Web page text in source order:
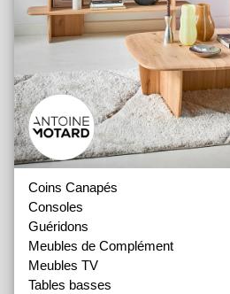
Coins Canapés
Consoles
Guéridons
Meubles de Complément
Meubles TV
Tables basses